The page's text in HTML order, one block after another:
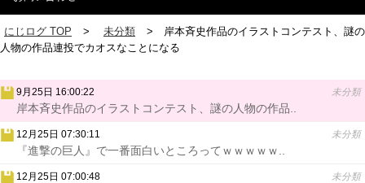
にじログ TOP 未分類
岸本斉史作品のイラストコンテスト、謎の
人物の作品連投でカオスなことになる
9月25日 16:00:22 未分類
岸本斉史作品のイラストコンテスト、謎の人物の作品..
12月25日 07:30:11 未分類
『進撃の巨人』で一番面白いところってｗｗｗｗｗ..
12月25日 07:00:48 未分類